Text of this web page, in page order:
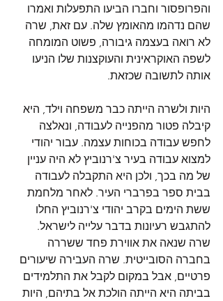
והפרופסור וחברו הביעו התפעלות ואמרו
שהם נדהמו מהאומץ שלה. עם זאת, שרה
לא רואה בעצמה גיבורה, פשוט המומחה
לשפה האוקראינית והעוקצנות שלו הניעו
אותה לתשובה שכזאת.
היות ולשרה הייתה כבר משפחה וילד, היא
קיבלה פטור מהפנייה לעבודה, ונאלצה
לחפש עבודה בכוחות עצמה. עבור יהודי
למצוא עבודה בעיר צ'רנוביץ לא היה עניין
של מה בכך, ולכן היא התקבלה לעבודה
בבית ספר בפרברי העיר. לאחר מלחמת
ששת הימים בקרב יהודי צ'רנוביץ החלו
להתגבש רעיונות בדבר עלייה לישראל.
שרה שנאה את אווירת פחד ששררה
בחברה הסובייטית. שרה העבירה שיעורים
פרטיים, אבל במקום לקבל את התלמידים
בביתה היא הייתה הולכת אל בתיהם, היות